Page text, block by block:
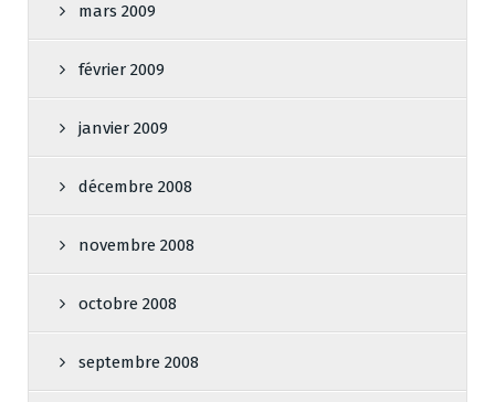
mars 2009
février 2009
janvier 2009
décembre 2008
novembre 2008
octobre 2008
septembre 2008